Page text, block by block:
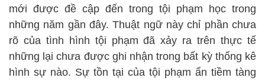
mới được đề cập đến trong tội phạm học trong
những năm gần đây. Thuật ngữ này chỉ phần chưa
rõ của tình hình tội phạm đã xảy ra trên thực tế
những lại chưa được ghi nhận trong bất kỳ thống kê
hình sự nào. Sự tồn tại của tội phạm ẩn tiềm tàng